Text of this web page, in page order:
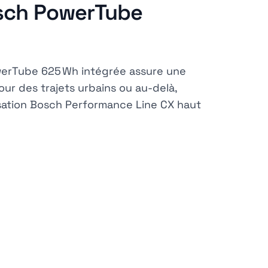
PowerTube
625 Wh intégrée assure une
des trajets urbains ou au-delà,
Bosch Performance Line CX haut